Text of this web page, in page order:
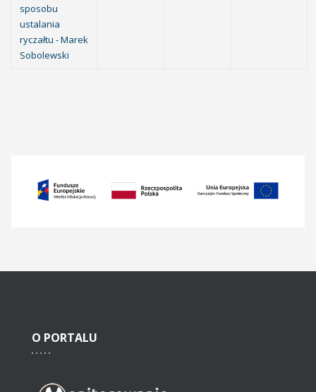
sposobu
ustalania
ryczałtu - Marek
Sobolewski
O PORTALU